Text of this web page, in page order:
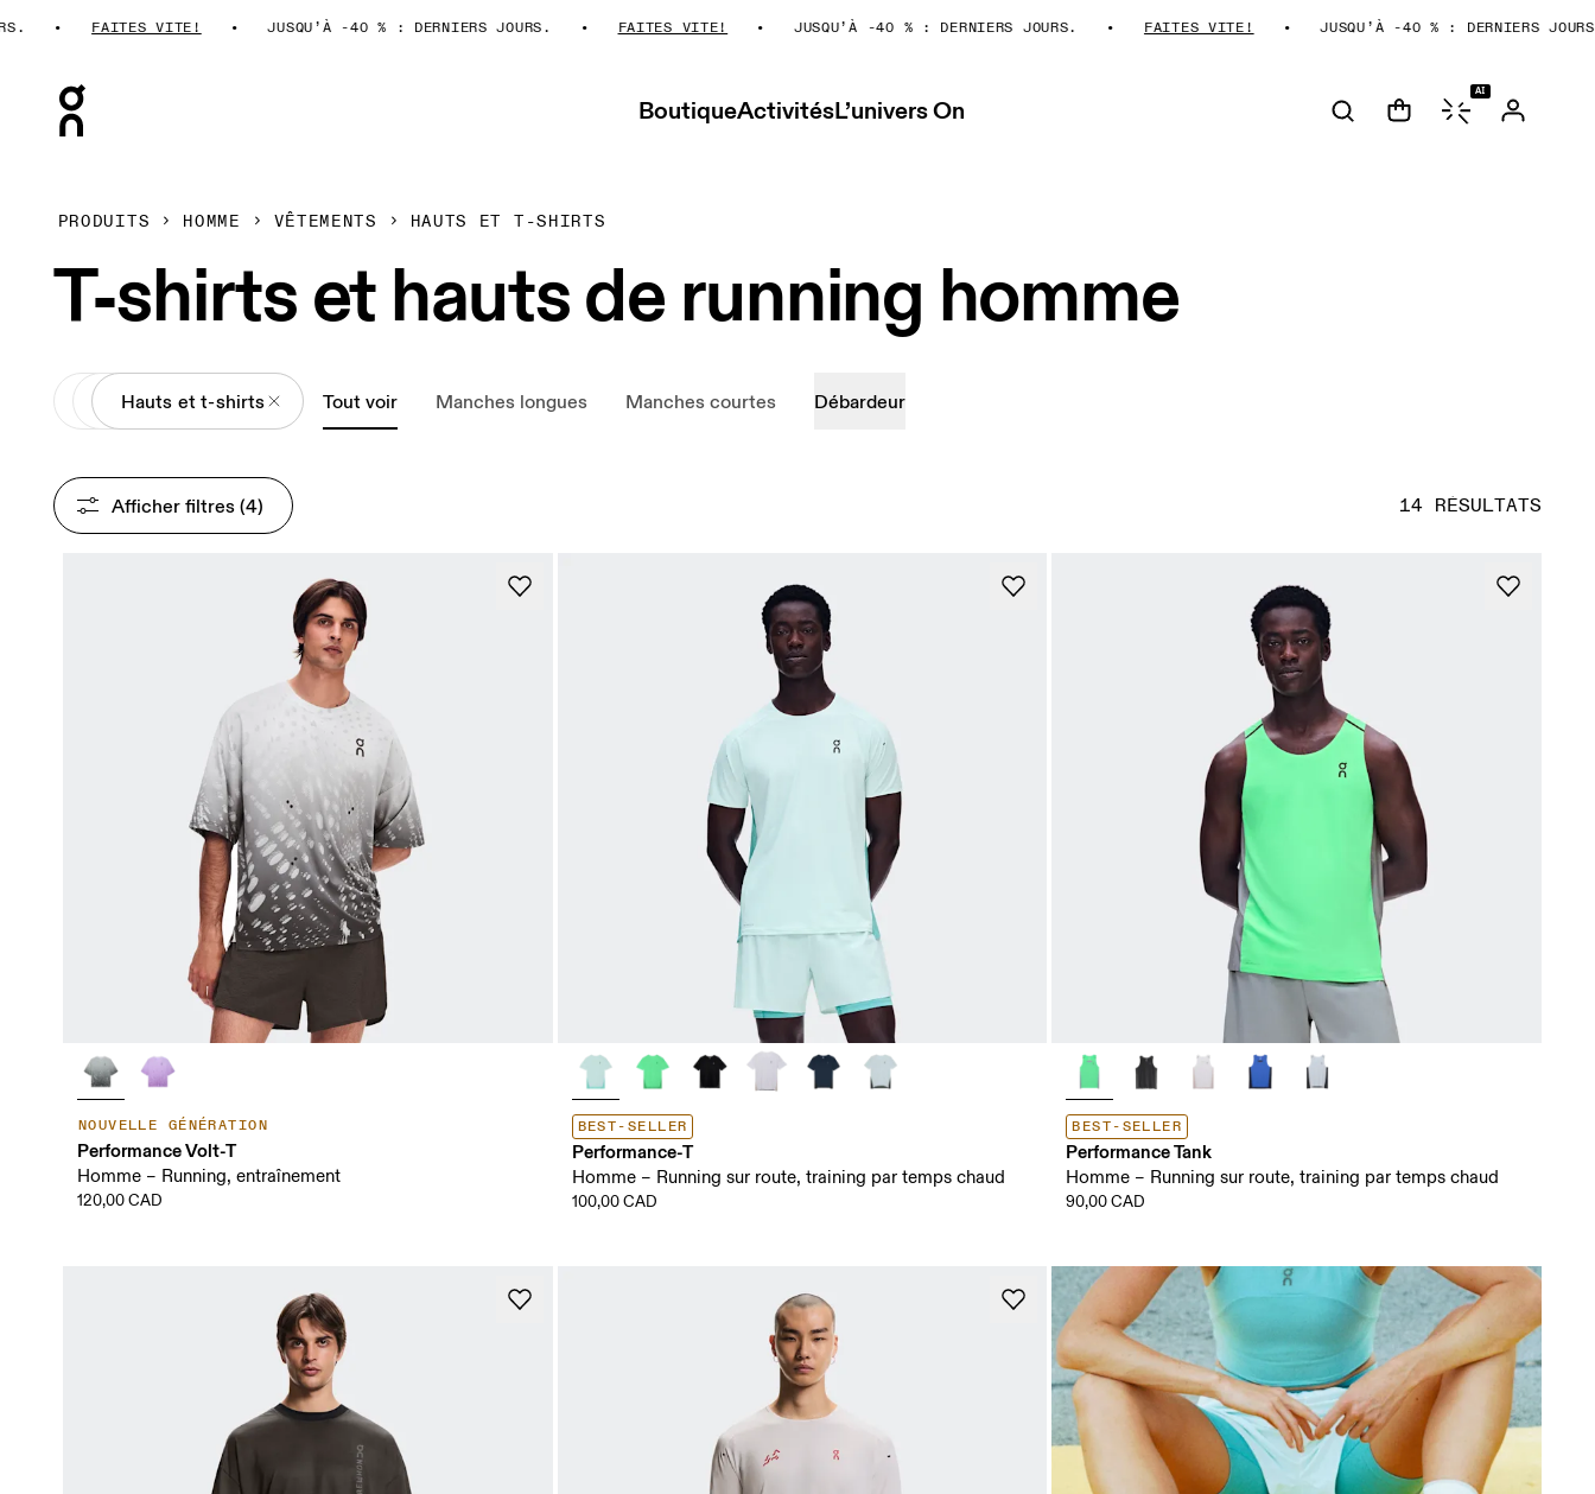
FAITES VITE! JUSQU’À -40 % : DERNIERS JOURS. FAITES VITE! JUSQU’À -40 % : DERNIERS JOURS. FAITES VITE! JUSQU’À -40 % : DERNIERS JOURS.
BoutiqueActivitésL’univers On
AI
PRODUITS HOMME VÊTEMENTS HAUTS ET T-SHIRTS
T-shirts et hauts de running homme
All Vêtements
Hauts et t-shirts Tout voir Manches longues Manches courtes Débardeur
14 RÉSULTATS
Afficher filtres (4)
NOUVELLE GÉNÉRATION
Performance Volt-T
Homme – Running, entraînement
120,00 CAD
BEST-SELLER
Performance-T
Homme – Running sur route, training par temps chaud
100,00 CAD
BEST-SELLER
Performance Tank
Homme – Running sur route, training par temps chaud
90,00 CAD